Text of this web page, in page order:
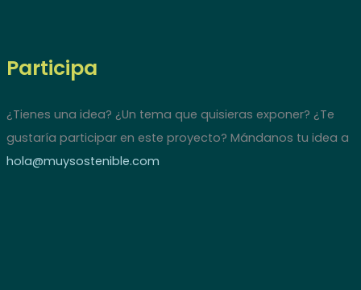
Participa
¿Tienes una idea? ¿Un tema que quisieras exponer? ¿Te
gustaría participar en este proyecto? Mándanos tu idea a
hola@muysostenible.com